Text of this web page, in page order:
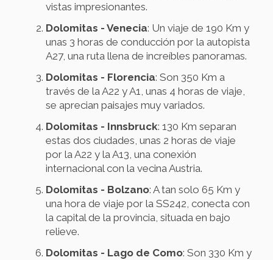
vistas impresionantes.
Dolomitas - Venecia: Un viaje de 190 Km y
unas 3 horas de conducción por la autopista
A27, una ruta llena de increíbles panoramas.
Dolomitas - Florencia: Son 350 Km a
través de la A22 y A1, unas 4 horas de viaje,
se aprecian paisajes muy variados.
Dolomitas - Innsbruck: 130 Km separan
estas dos ciudades, unas 2 horas de viaje
por la A22 y la A13, una conexión
internacional con la vecina Austria.
Dolomitas - Bolzano: A tan solo 65 Km y
una hora de viaje por la SS242, conecta con
la capital de la provincia, situada en bajo
relieve.
Dolomitas - Lago de Como: Son 330 Km y